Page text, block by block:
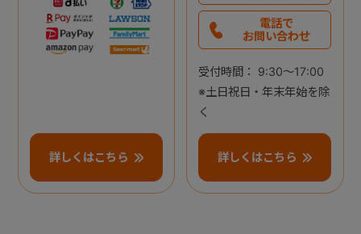
詳しくはこちら
電話で
お問い合わせ
受付時間： 9:30～17:00
※土日祝日・年末年始を除
く
詳しくはこちら